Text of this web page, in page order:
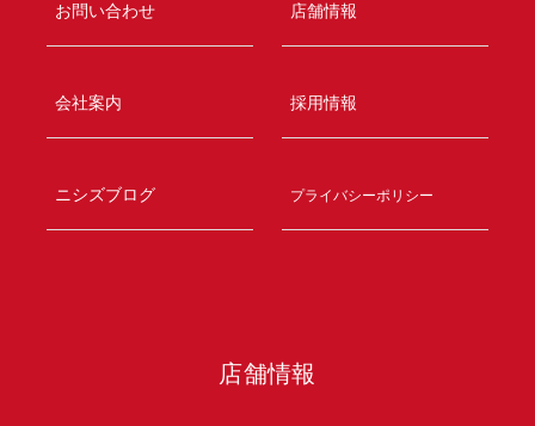
お問い合わせ 店舗情報
会社案内 採用情報
ニシズブログ プライバシーポリシー
店舗情報